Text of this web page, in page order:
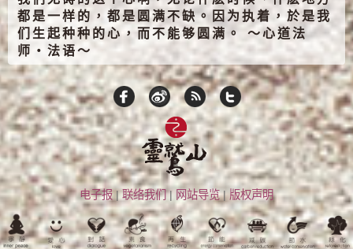
都是一样的，都是圆满不缺。因为执着，於是我
们生起种种的心，而不能够圆满。 ～心道法
师‧法语～
电子报|联络我们| 网站导览| 版权声明